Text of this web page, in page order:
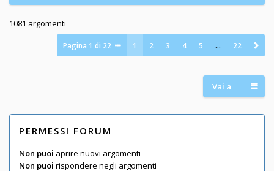
1081 argomenti
Pagina1 di 22 1 2 3 4 5 … 22
Vai a
PERMESSI FORUM
Non puoi aprire nuovi argomenti
Non puoi rispondere negli argomenti